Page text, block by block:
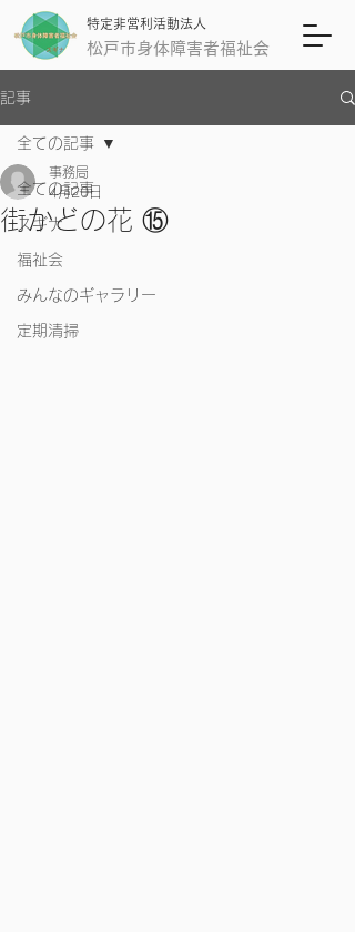
特定非営利活動法人
松戸市身体障害者福祉会
記事
全ての記事
スギナ
福祉会
みんなのギャラリー
定期清掃
全ての記事
街かどの花 ⑮
事務局
4月20日